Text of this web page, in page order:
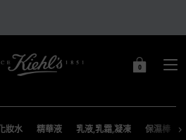
購0
0 PRODUCT IN
妝水 精華液 乳液,乳霜,凝凍 保濕棒